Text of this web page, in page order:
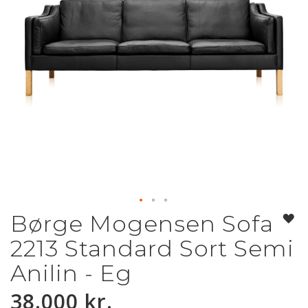
Gå
til
starten
af
billedgalleriet
Børge Mogensen Sofa
2213 Standard Sort Semi
Anilin - Eg
38.000 kr.